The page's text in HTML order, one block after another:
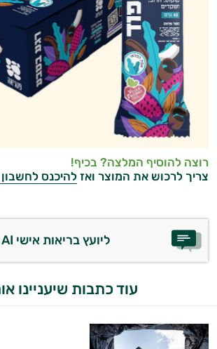
הנמכרים
ביותר
אבקות
חלבון
פאמפ
העלאת
פעילות
גופנית
ספורט
רוצה להוסיף המלצה? בכיף!
צריך לרכוש את המוצר ואזלהיכנס
ליועץ בריאות אישי AI
עוד כתבות שיעניינו